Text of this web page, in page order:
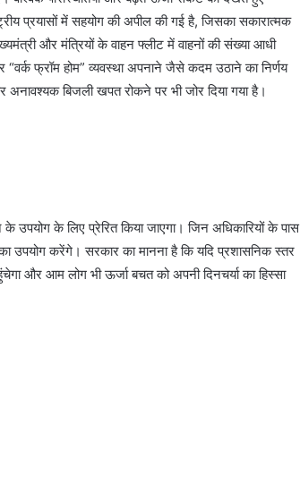
प्रयासों में सहयोग की अपील की गई है, जिसका सकारात्मक
और मंत्रियों के वाहन फ्लीट में वाहनों की संख्या आधी
फ्रॉम होम” व्यवस्था अपनाने जैसे कदम उठाने का निर्णय
बिजली खपत रोकने पर भी जोर दिया गया है।
उपयोग के लिए प्रेरित किया जाएगा। जिन अधिकारियों के पास
उपयोग करेंगे। सरकार का मानना है कि यदि प्रशासनिक स्तर
और आम लोग भी ऊर्जा बचत को अपनी दिनचर्या का हिस्सा